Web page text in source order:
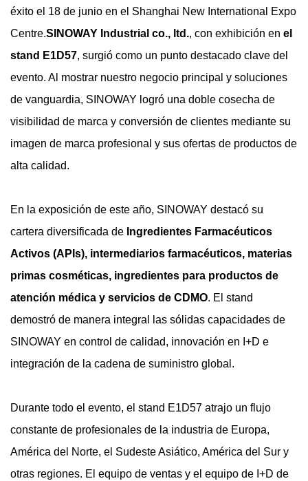
éxito el 18 de junio en el Shanghai New International Expo
Centre.SINOWAY Industrial co., ltd., con exhibición en el
stand E1D57, surgió como un punto destacado clave del
evento. Al mostrar nuestro negocio principal y soluciones
de vanguardia, SINOWAY logró una doble cosecha de
visibilidad de marca y conversión de clientes mediante su
imagen de marca profesional y sus ofertas de productos de
alta calidad.
En la exposición de este año, SINOWAY destacó su
cartera diversificada de Ingredientes Farmacéuticos
Activos (APIs), intermediarios farmacéuticos, materias
primas cosméticas, ingredientes para productos de
atención médica y servicios de CDMO. El stand
demostró de manera integral las sólidas capacidades de
SINOWAY en control de calidad, innovación en I+D e
integración de la cadena de suministro global.
Durante todo el evento, el stand E1D57 atrajo un flujo
constante de profesionales de la industria de Europa,
América del Norte, el Sudeste Asiático, América del Sur y
otras regiones. El equipo de ventas y el equipo de I+D de